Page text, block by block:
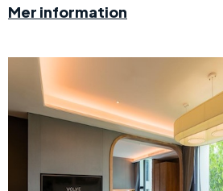
Mer information